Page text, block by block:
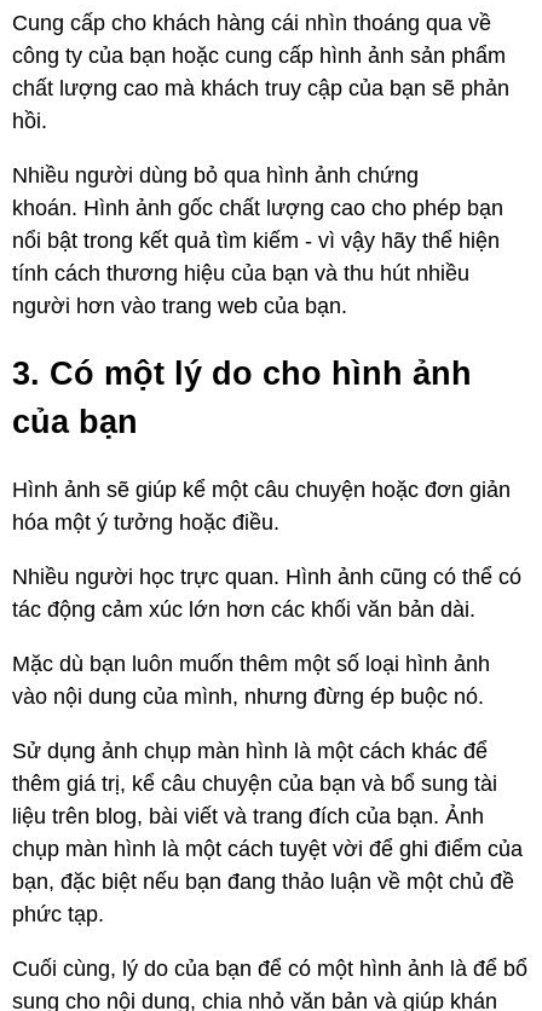
Cung cấp cho khách hàng cái nhìn thoáng qua về
công ty của bạn hoặc cung cấp hình ảnh sản phẩm
chất lượng cao mà khách truy cập của bạn sẽ phản
hồi.
Nhiều người dùng bỏ qua hình ảnh chứng
khoán. Hình ảnh gốc chất lượng cao cho phép bạn
nổi bật trong kết quả tìm kiếm - vì vậy hãy thể hiện
tính cách thương hiệu của bạn và thu hút nhiều
người hơn vào trang web của bạn.
3. Có một lý do cho hình ảnh
của bạn
Hình ảnh sẽ giúp kể một câu chuyện hoặc đơn giản
hóa một ý tưởng hoặc điều.
Nhiều người học trực quan. Hình ảnh cũng có thể có
tác động cảm xúc lớn hơn các khối văn bản dài.
Mặc dù bạn luôn muốn thêm một số loại hình ảnh
vào nội dung của mình, nhưng đừng ép buộc nó.
Sử dụng ảnh chụp màn hình là một cách khác để
thêm giá trị, kể câu chuyện của bạn và bổ sung tài
liệu trên blog, bài viết và trang đích của bạn. Ảnh
chụp màn hình là một cách tuyệt vời để ghi điểm của
bạn, đặc biệt nếu bạn đang thảo luận về một chủ đề
phức tạp.
Cuối cùng, lý do của bạn để có một hình ảnh là để bổ
sung cho nội dung, chia nhỏ văn bản và giúp khán